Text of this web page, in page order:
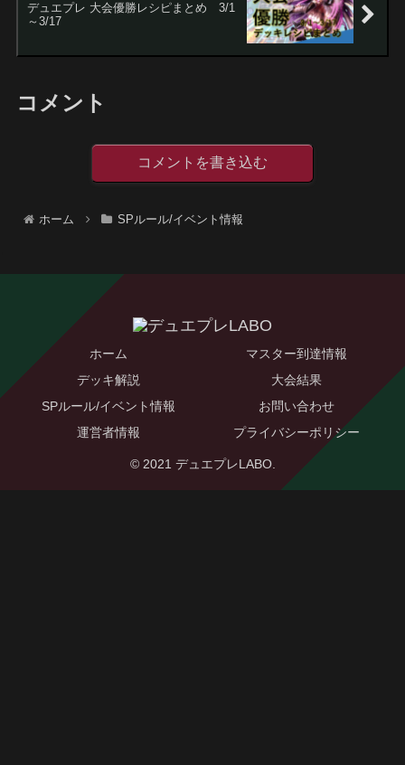
デュエプレ 大会優勝レシピまとめ 3/1
～3/17
コメント
コメントを書き込む
ホーム SPルール/イベント情報
ホーム
マスター到達情報
デッキ解説
大会結果
SPルール/イベント情報
お問い合わせ
運営者情報
プライバシーポリシー
© 2021 デュエプレLABO.